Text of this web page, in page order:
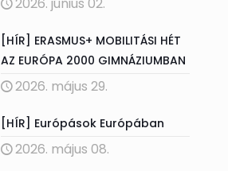
2026. június 02.
[HÍR] ERASMUS+ MOBILITÁSI HÉT
AZ EURÓPA 2000 GIMNÁZIUMBAN
2026. május 29.
[HÍR] Európások Európában
2026. május 08.